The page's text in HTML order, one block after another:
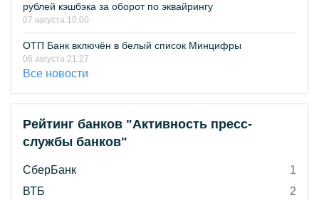
рублей кэшбэка за оборот по эквайрингу
07 августа 10:00
ОТП Банк включён в белый список Минцифры
06 августа 21:27
Все новости
Рейтинг банков "Активность пресс-
службы банков"
СберБанк
1
ВТБ
2